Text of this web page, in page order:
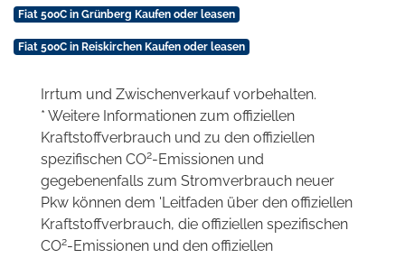
Fiat 500C in Grünberg Kaufen oder leasen
Fiat 500C in Reiskirchen Kaufen oder leasen
Irrtum und Zwischenverkauf vorbehalten.
* Weitere Informationen zum offiziellen
Kraftstoffverbrauch und zu den offiziellen
spezifischen CO2-Emissionen und
gegebenenfalls zum Stromverbrauch neuer
Pkw können dem 'Leitfaden über den offiziellen
Kraftstoffverbrauch, die offiziellen spezifischen
CO2-Emissionen und den offiziellen